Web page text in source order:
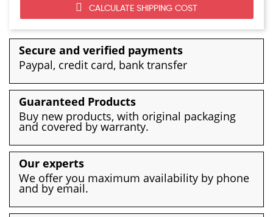
CALCULATE SHIPPING COST
Secure and verified payments
Paypal, credit card, bank transfer
Guaranteed Products
Buy new products, with original packaging
and covered by warranty.
Our experts
We offer you maximum availability by phone
and by email.